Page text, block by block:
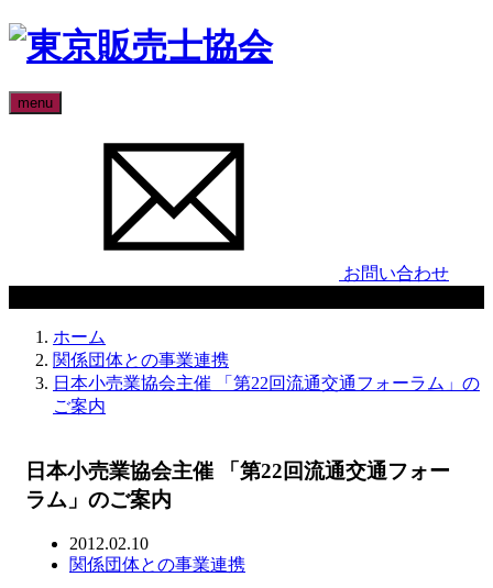
menu
お問い合わせ
ホーム
関係団体との事業連携
日本小売業協会主催 「第22回流通交通フォーラム」の
ご案内
日本小売業協会主催 「第22回流通交通フォー
ラム」のご案内
2012.02.10
関係団体との事業連携